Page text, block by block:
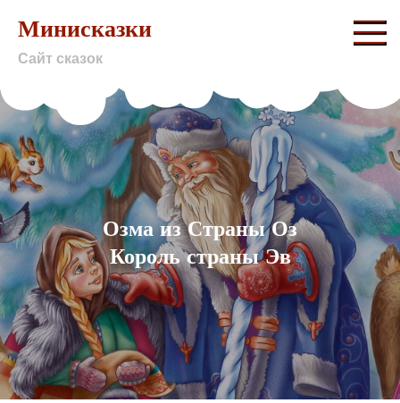
content
Минисказки
Сайт сказок
Озма из Страны Оз
Король страны Эв